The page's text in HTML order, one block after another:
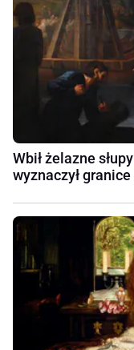
Wbił żelazne
wyznaczył